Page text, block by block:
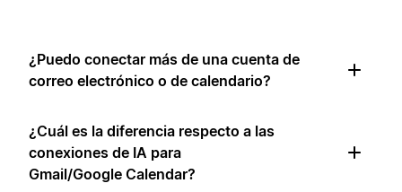
¿Puedo conectar más de una cuenta de
correo electrónico o de calendario?
¿Cuál es la diferencia respecto a las
conexiones de IA para
Gmail/Google Calendar?